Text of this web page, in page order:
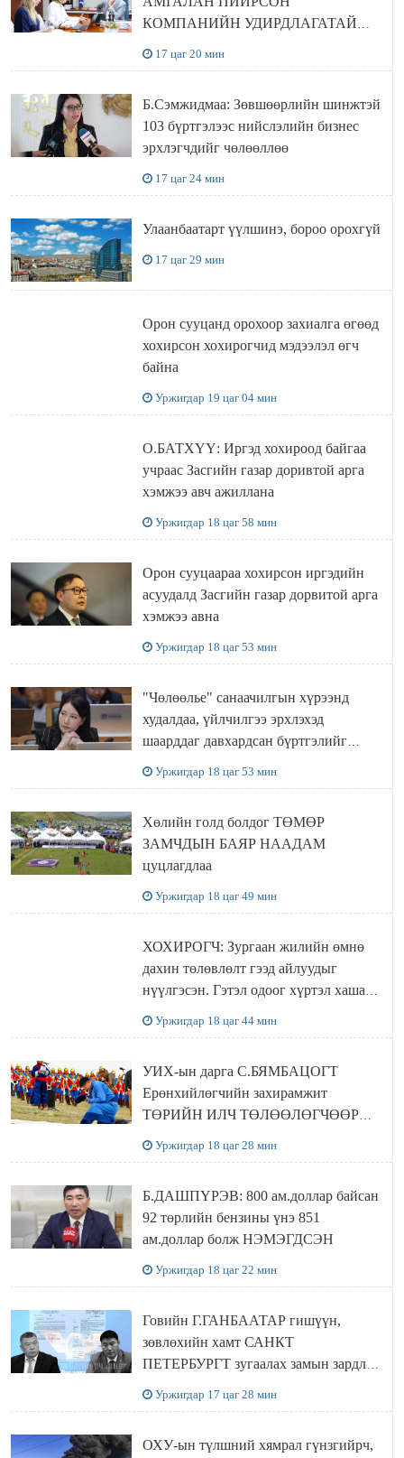
КОМПАНИЙН УДИРДЛАГАТАЙ
17 цаг 20 мин
Б.Сэмжидмаа: Зөвшөөрлийн шинжтэй
103 бүртгэлээс нийслэлийн бизнес
эрхлэгчдийг чөлөөллөө
17 цаг 24 мин
Улаанбаатарт үүлшинэ, бороо орохгүй
17 цаг 29 мин
Орон сууцанд орохоор захиалга өгөөд
хохирсон хохирогчид мэдээлэл өгч
байна
Уржигдар 19 цаг 04 мин
О.БАТХҮҮ: Иргэд хохироод байгаа
учраас Засгийн газар доривтой арга
хэмжээ авч ажиллана
Уржигдар 18 цаг 58 мин
Орон сууцаараа хохирсон иргэдийн
асуудалд Засгийн газар дорвитой арга
хэмжээ авна
Уржигдар 18 цаг 53 мин
"Чөлөөлье" санаачилгын хүрээнд
худалдаа, үйлчилгээ эрхлэхэд
шаарддаг давхардсан бүртгэлийг
Уржигдар 18 цаг 53 мин
Хөлийн голд болдог ТӨМӨР
ЗАМЧДЫН БАЯР НААДАМ
цуцлагдлаа
Уржигдар 18 цаг 49 мин
ХОХИРОГЧ: Зургаан жилийн өмнө
дахин төлөвлөлт гээд айлуудыг
нүүлгэсэн. Гэтэл одоог хүртэл хашаа
Уржигдар 18 цаг 44 мин
УИХ-ын дарга С.БЯМБАЦОГТ
Ерөнхийлөгчийн захирамжит
ТӨРИЙН ИЛЧ ТӨЛӨӨЛӨГЧӨӨР
Уржигдар 18 цаг 28 мин
Б.ДАШПҮРЭВ: 800 ам.доллар байсан
92 төрлийн бензины үнэ 851
ам.доллар болж НЭМЭГДСЭН
Уржигдар 18 цаг 22 мин
Говийн Г.ГАНБААТАР гишүүн,
зөвлөхийн хамт САНКТ
ПЕТЕРБУРГТ зугаалах замын зардлаа
Уржигдар 17 цаг 28 мин
ОХУ-ын түлшний хямрал гүнзгийрч,